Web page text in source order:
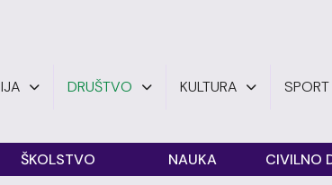
DRUŠTVO KULTURA SPORT
ŠKOLSTVO NAUKA CIVILNO